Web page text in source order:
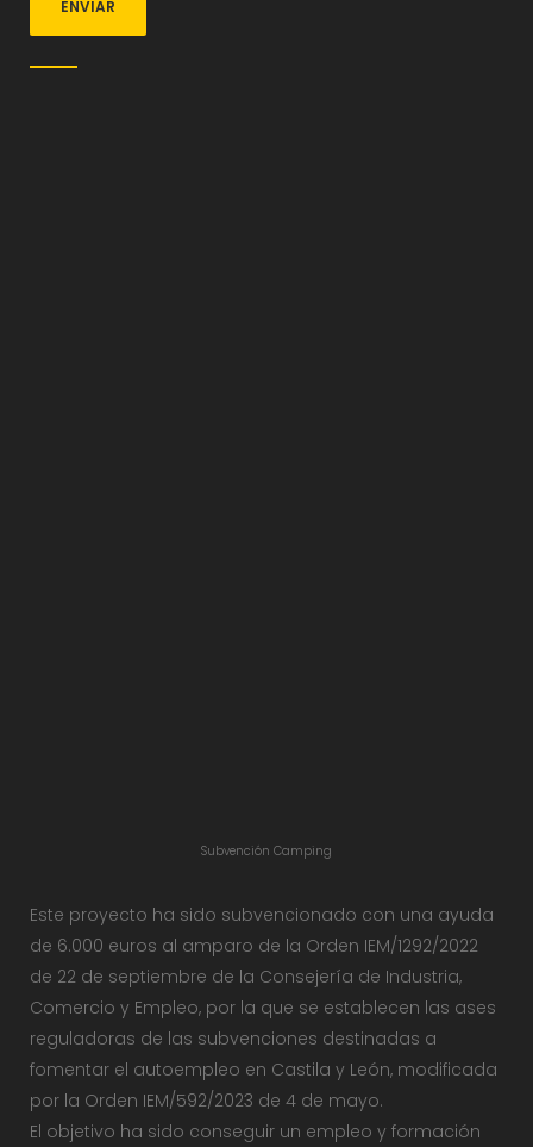
Subvención Camping
Este proyecto ha sido subvencionado con una ayuda
de 6.000 euros al amparo de la Orden IEM/1292/2022
de 22 de septiembre de la Consejería de Industria,
Comercio y Empleo, por la que se establecen las ases
reguladoras de las subvenciones destinadas a
fomentar el autoempleo en Castila y León, modificada
por la Orden IEM/592/2023 de 4 de mayo.
El objetivo ha sido conseguir un empleo y formación